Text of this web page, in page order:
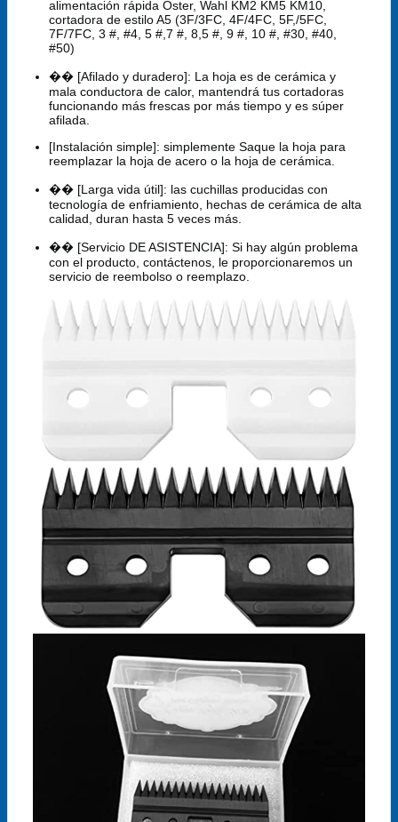
alimentación rápida Oster, Wahl KM2 KM5 KM10,
cortadora de estilo A5 (3F/3FC, 4F/4FC, 5F,/5FC,
7F/7FC, 3 #, #4, 5 #,7 #, 8,5 #, 9 #, 10 #, #30, #40,
#50)
�� [Afilado y duradero]: La hoja es de cerámica y
mala conductora de calor, mantendrá tus cortadoras
funcionando más frescas por más tiempo y es súper
afilada.
[Instalación simple]: simplemente Saque la hoja para
reemplazar la hoja de acero o la hoja de cerámica.
�� [Larga vida útil]: las cuchillas producidas con
tecnología de enfriamiento, hechas de cerámica de alta
calidad, duran hasta 5 veces más.
�� [Servicio DE ASISTENCIA]: Si hay algún problema
con el producto, contáctenos, le proporcionaremos un
servicio de reembolso o reemplazo.